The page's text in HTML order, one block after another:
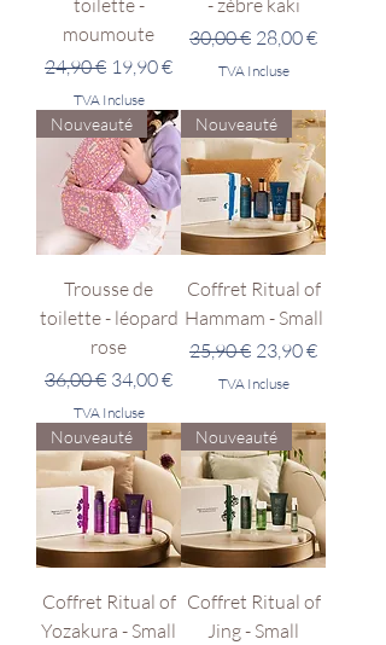
toilette -
moumoute
Prix original
24,90 € Prix promotionnel
19,90 €
TVA Incluse
- zèbre kaki
Prix original
30,00 € Prix
28,00 €
TVA Incluse
Nouveauté
Trousse de
toilette - léopard
rose
Prix original
36,00 € Prix promotionnel
34,00 €
TVA Incluse
Nouveauté
Coffret Ritual of
Hammam - Small
Prix original
25,90 € Prix
23,90 €
TVA Incluse
Nouveauté
Coffret Ritual of
Yozakura - Small
Nouveauté
Coffret Ritual of
Jing - Small